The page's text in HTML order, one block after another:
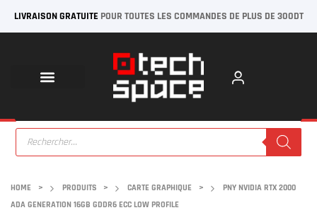
LIVRAISON GRATUITE POUR TOUTES LES COMMANDES DE PLUS DE 300DT
HOME > PRODUITS > CARTE GRAPHIQUE >
PNY NVIDIA RTX 2000
ADA GENERATION 16GB GDDR6 ECC LOW PROFILE